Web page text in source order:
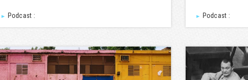
► Podcast : ► Podcast :